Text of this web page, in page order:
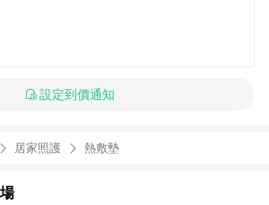
設定到價通知
居家照護 熱敷墊